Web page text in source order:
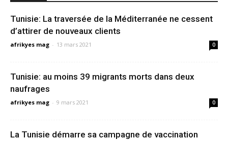
Tunisie: La traversée de la Méditerranée ne cessent
d’attirer de nouveaux clients
afrikyes mag - 13 mars 2021 0
Tunisie: au moins 39 migrants morts dans deux
naufrages
afrikyes mag - 9 mars 2021 0
La Tunisie démarre sa campagne de vaccination